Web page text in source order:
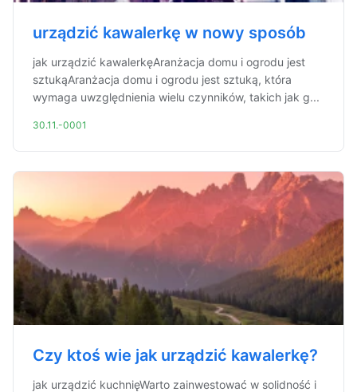
urządzić kawalerkę w nowy sposób
jak urządzić kawalerkęAranżacja domu i ogrodu jest
sztukąAranżacja domu i ogrodu jest sztuką, która
wymaga uwzględnienia wielu czynników, takich jak g...
30.11.-0001
Czy ktoś wie jak urządzić kawalerkę?
jak urządzić kuchnięWarto zainwestować w solidność i